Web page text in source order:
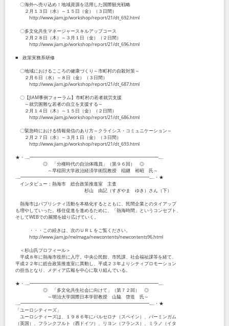
〇海外へ売り込め！地域資源を活用した国際観光戦略
２月１３日（水）～１５日（金）（３日間）
http://www.jiam.jp/workshop/report/21/dt_692.html
〇多文化共生マネージャースキルアップコース
２月２８日（木）～３月１日（金）（２日間）
http://www.jiam.jp/workshop/report/21/dt_696.html
■ 政策実務系研修
〇地域におけるこころの健康づくり～市町村の自殺対策～
２月６日（水）～８日（金）（３日間）
http://www.jiam.jp/workshop/report/21/dt_687.html
〇【JIAM事例フォーラム】市町村の若者就労支援
～就労困難な若者の自立を支援する～
２月１４日（木）～１５日（金）（２日間）
http://www.jiam.jp/workshop/report/21/dt_686.html
〇緊急時における情報発信のあり方～クライシス・コミュニケーション～
２月２７日（水）～３月１日（金）（３日間）
http://www.jiam.jp/workshop/report/21/dt_693.html
★・‥...━━━━━━━━━━━━━━━━━━━━━━━━━━━━...‥
◎ 「分権時代の自治体職員」（第９６回） ◎
～早稲田大学政治経済学術院教授 稲継 裕昭 氏～
‥...━━━━━━━━━━━━━━━━━━━━━━━━━━━━...‥・★
インタビュー：熱海市 総合政策推進室 主査
杉山 由記（すぎやま ゆき）さん（下）
熱海市はパブリシティ活動を本格化するとともに、民間企業とのタイアップ
も増やしていった。移住促進を進めるために、「熱海時間」というコンセプト、
そしてWEBでの展開を繰り広げていく。
・・・この続きは、次のＵＲＬをご覧ください。
http://www.jiam.jp/melmaga/newcontents/newcontents96.html
＜杉山氏プロフィール＞
平成８年に熱海市役所に入庁。中央公民館、市民課、社会福祉課等を経て、
平成２２年に総合政策推進室に異動し、平成２３年よりシティプロモーション
の担当となり、メディア広報を中心に取り組んでいる。
★・‥...━━━━━━━━━━━━━━━━━━━━━━━━━━━━...‥
◎ 「多文化共生社会に向けて」（第７２回） ◎
～明治大学国際日本学部教授 山脇 啓造 氏～
‥...━━━━━━━━━━━━━━━━━━━━━━━━━━━━...‥・★
「ユーロシティーズ」
ユーロシティーズは、１９８６年にバルセロナ（スペイン）、バーミンガム
（英国）、フランクフルト（西ドイツ）、リヨン（フランス）、ミラノ（イタ